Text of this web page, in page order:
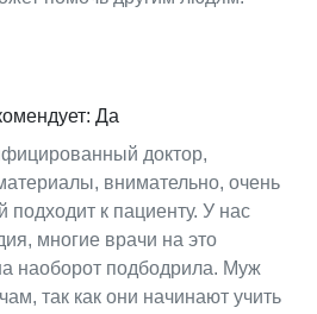
Да
доктор,
внимательно, очень
подходит к пациенту. У нас
многие врачи на это
наоборот подбодрила. Муж
так как они начинают учить